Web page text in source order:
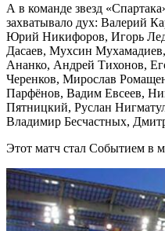
А в команде звезд
захватывало дух: Валерий
Юрий Никифоров, Игорь
Дасаев, Мухсин
Ананко, Андрей Тихонов,
Черенков, Мирослав
Парфёнов, Вадим Евсеев,
Пятницкий, Руслан
Владимир Бесчастных,
Этот матч стал Событием в